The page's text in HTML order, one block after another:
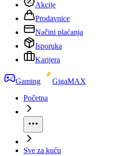
Akcije
Prodavnice
Načini plaćanja
Isporuka
Karijera
Gaming
GigaMAX
Početna
Sve za kuću